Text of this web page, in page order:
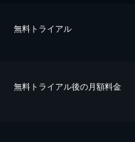
無料トライアル
無料トライアル後の⽉額料金